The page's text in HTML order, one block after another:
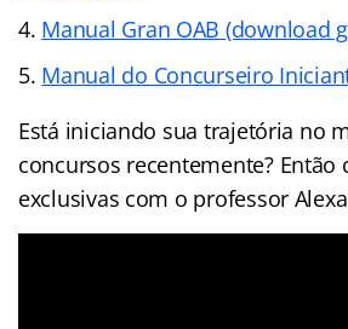
Manual Gran OAB (download
Manual do Concurseiro
Está iniciando sua trajetória no
concursos recentemente? Então
exclusivas com o professor